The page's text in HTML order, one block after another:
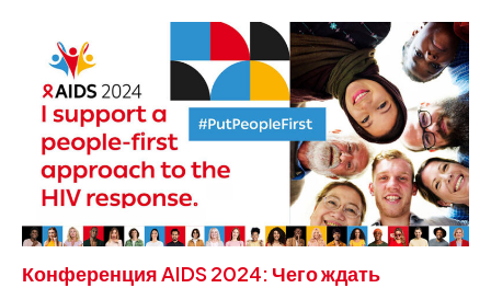
Конференция AIDS 2024: Чего ждать